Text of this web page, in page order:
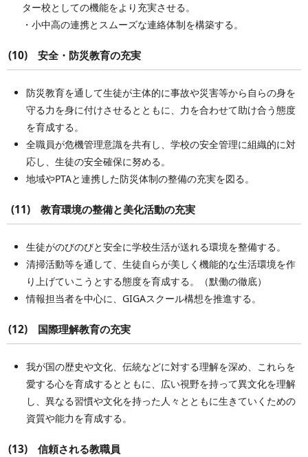
ター校としての機能をより充実させる。
・小中高の連携とスムーズな連絡体制を構築する。
(10) 安全・防災教育の充実
防災教育を通して生徒が主体的に事故や災害等から自らの身を
守る力を身に付けさせるとともに、力を合わせて助け合う態度
を育成する。
全職員が危機管理意識を共有し、学校の安全管理に組織的に対
応し、生徒の安全確保に努める。
地域やPTAと連携した防災体制の整備の充実を図る。
(11) 教育環境の整備と美化活動の充実
生徒がのびのびと安全に学校生活が送れる環境を整備する。
清掃活動等を通して、生徒自らが美しく機能的な生活環境を作
り上げていこうとする態度を育成する。（默働の徹底）
情報担当者を中心に、GIGAスクール構想を推進する。
(12) 国際理解教育の充実
我が国の歴史や文化、伝統などに対する理解を深め、これらを
愛する心を育成するとともに、広い視野を持って異文化を理解
し、異なる習慣や文化を持った人々とともに生きていくための
資質や能力を育成する。
(13) 信頼される教職員